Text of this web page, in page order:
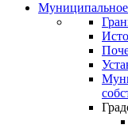
Муниципальное